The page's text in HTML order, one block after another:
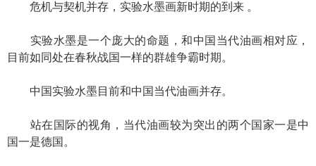
危机与契机并存，实验水墨画新时期的到来 。
实验水墨是一个庞大的命题，和中国当代油画相对应，
目前如同处在春秋战国一样的群雄争霸时期。
中国实验水墨目前和中国当代油画并存。
站在国际的视角，当代油画较为突出的两个国家一是中
国一是德国。